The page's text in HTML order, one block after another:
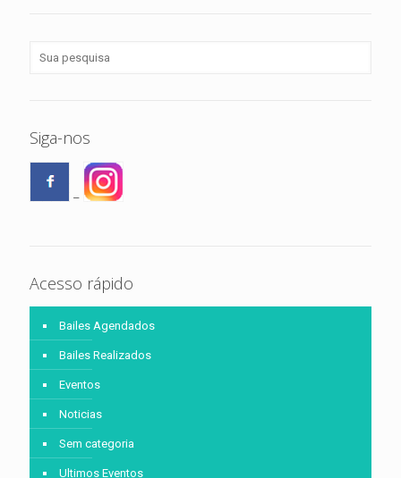
Siga-nos
–
Acesso rápido
Bailes Agendados
Bailes Realizados
Eventos
Noticias
Sem categoria
Ultimos Eventos